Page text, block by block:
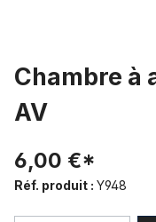
Chambre à
AV
6,00 €*
Réf. produit : Y948